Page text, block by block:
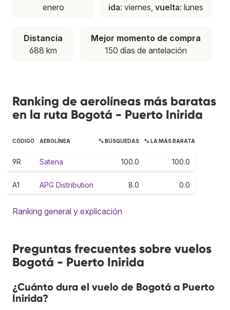
enero
ida: viernes, vuelta: lunes
Distancia
688 km
Mejor momento de compra
150 días de antelación
Ranking de aerolíneas más baratas
en la ruta Bogotá - Puerto Inirida
CÓDIGO AEROLÍNEA % BÚSQUEDAS % LA MÁS BARATA
9R Satena 100.0 100.0
A1 APG Distribution 8.0 0.0
Ranking general y explicación
Preguntas frecuentes sobre vuelos
Bogotá - Puerto Inirida
¿Cuánto dura el vuelo de Bogotá a Puerto
Inirida?